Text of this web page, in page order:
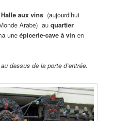
aux vins (aujourd’hui
Arabe) auquartier
uneépicerie-cave à vin en
dessus de la porte d’entrée.